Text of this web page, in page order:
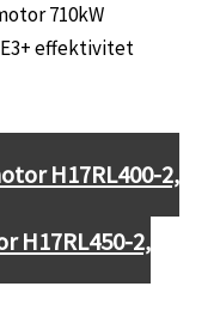
H17RL400-2,
H17RL450-2,